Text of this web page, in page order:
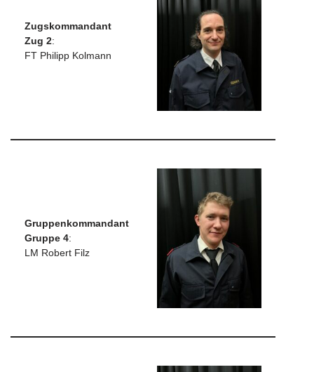
Zugskommandant
Zug 2:
FT Philipp Kolmann
Gruppenkommandant
Gruppe 4:
LM Robert Filz